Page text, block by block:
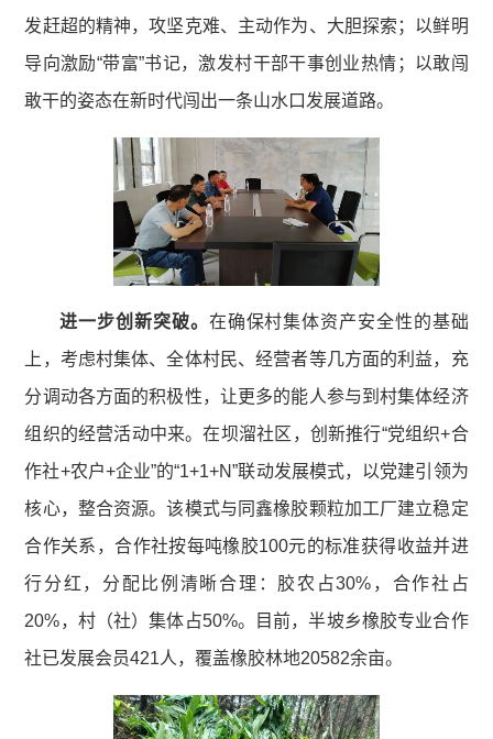
发赶超的精神，攻坚克难、主动作为、大胆探索；以鲜明
导向激励“带富”书记，激发村干部干事创业热情；以敢闯
敢干的姿态在新时代闯出一条山水口发展道路。
进一步创新突破。 在确保村集体资产安全性的基础
上，考虑村集体、全体村民、经营者等几方面的利益，充
分调动各方面的积极性，让更多的能人参与到村集体经济
组织的经营活动中来。在坝溜社区，创新推行“党组织+合
作社+农户+企业”的“1+1+N”联动发展模式，以党建引领为
核心，整合资源。该模式与同鑫橡胶颗粒加工厂建立稳定
合作关系，合作社按每吨橡胶100元的标准获得收益并进
行分红，分配比例清晰合理：胶农占30%，合作社占
20%，村（社）集体占50%。目前，半坡乡橡胶专业合作
社已发展会员421人，覆盖橡胶林地20582余亩。